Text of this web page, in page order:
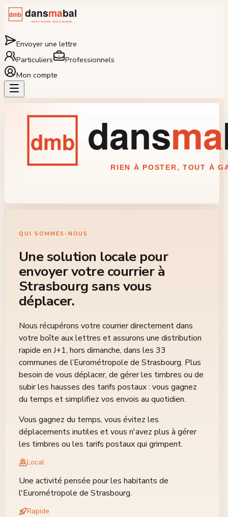
Envoyer une lettre
Particuliers
Professionnels
Mon compte
QUI SOMMES-NOUS
Une solution locale pour
envoyer votre courrier à
Strasbourg sans vous
déplacer.
Nous récupérons votre courrier directement dans
votre boîte aux lettres et assurons une distribution
rapide en J+1, hors dimanche, dans les 33
communes de l’Eurométropole de Strasbourg. Plus
besoin de vous déplacer, de gérer les timbres ou de
subir les hausses des tarifs postaux : vous gagnez
du temps et simplifiez vos envois au quotidien.
Vous gagnez du temps, vous évitez les
déplacements inutiles et vous n'avez plus à gérer
les timbres ou les tarifs postaux qui grimpent.
Local
Une activité pensée pour les habitants de
l'Eurométropole de Strasbourg.
Rapide